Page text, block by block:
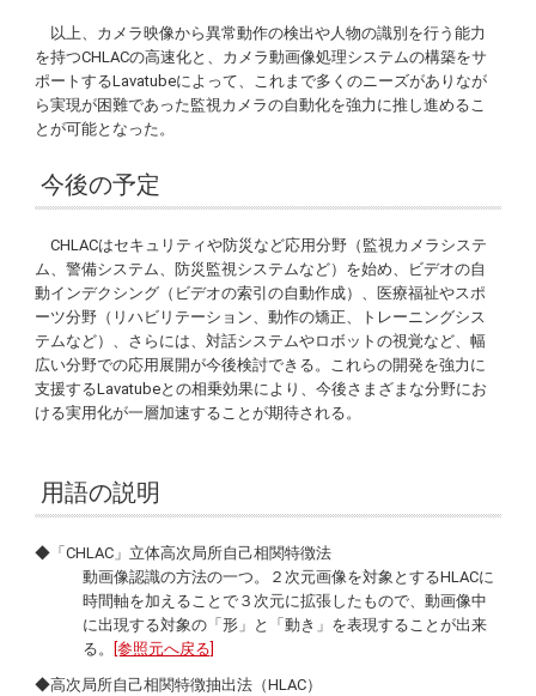
以上、カメラ映像から異常動作の検出や人物の識別を行う能力
を持つCHLACの高速化と、カメラ動画像処理システムの構築をサ
ポートするLavatubeによって、これまで多くのニーズがありなが
ら実現が困難であった監視カメラの自動化を強力に推し進めるこ
とが可能となった。
今後の予定
CHLACはセキュリティや防災など応用分野（監視カメラシステ
ム、警備システム、防災監視システムなど）を始め、ビデオの自
動インデクシング（ビデオの索引の自動作成）、医療福祉やスポ
ーツ分野（リハビリテーション、動作の矯正、トレーニングシス
テムなど）、さらには、対話システムやロボットの視覚など、幅
広い分野での応用展開が今後検討できる。これらの開発を強力に
支援するLavatubeとの相乗効果により、今後さまざまな分野にお
ける実用化が一層加速することが期待される。
用語の説明
◆「CHLAC」立体高次局所自己相関特徴法
動画像認識の方法の一つ。２次元画像を対象とするHLACに
時間軸を加えることで３次元に拡張したもので、動画像中
に出現する対象の「形」と「動き」を表現することが出来
る。
[参照元へ戻る]
◆高次局所自己相関特徴抽出法（HLAC）